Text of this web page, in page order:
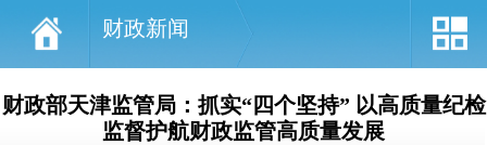
财政新闻
财政部天津监管局：抓实“四个坚持” 以高质量纪检
监督护航财政监管高质量发展